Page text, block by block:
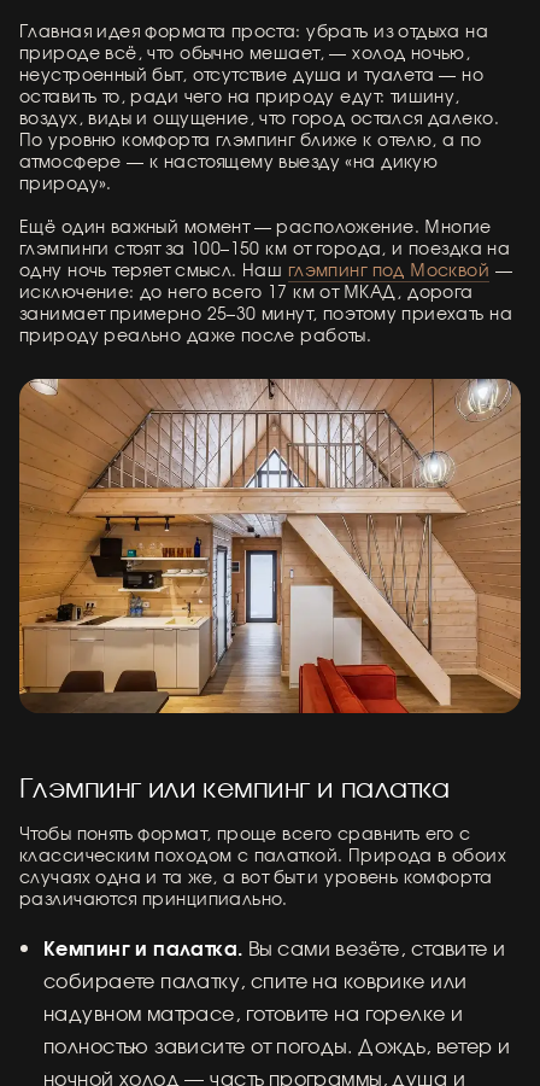
Главная идея формата проста: убрать из отдыха на
природе всё, что обычно мешает, — холод ночью,
неустроенный быт, отсутствие душа и туалета — но
оставить то, ради чего на природу едут: тишину,
воздух, виды и ощущение, что город остался далеко.
По уровню комфорта глэмпинг ближе к отелю, а по
атмосфере — к настоящему выезду «на дикую
природу».
Ещё один важный момент — расположение. Многие
глэмпинги стоят за 100–150 км от города, и поездка на
одну ночь теряет смысл. Наш глэмпинг под Москвой —
исключение: до него всего 17 км от МКАД, дорога
занимает примерно 25–30 минут, поэтому приехать на
природу реально даже после работы.
Глэмпинг или кемпинг и палатка
Чтобы понять формат, проще всего сравнить его с
классическим походом с палаткой. Природа в обоих
случаях одна и та же, а вот быт и уровень комфорта
различаются принципиально.
Кемпинг и палатка. Вы сами везёте, ставите и
собираете палатку, спите на коврике или
надувном матрасе, готовите на горелке и
полностью зависите от погоды. Дождь, ветер и
ночной холод — часть программы, душа и